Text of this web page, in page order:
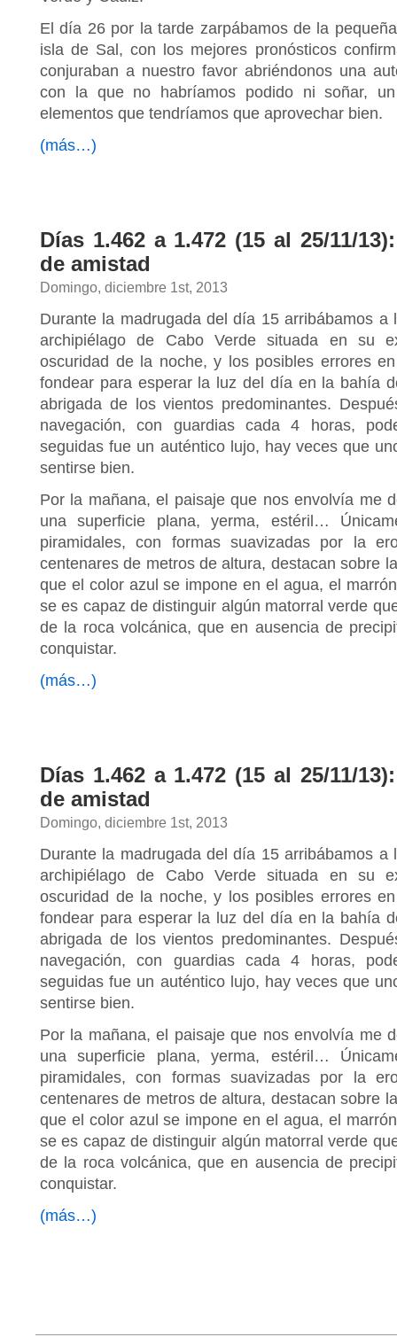
El día 26 por la tarde zarpábamos de la
isla de Sal, con los mejores pronósticos
conjuraban a nuestro favor abriéndonos una
con la que no habríamos podido ni soñar,
elementos que tendríamos que aprovechar bien.
(más…)
Días 1.462 a 1.472 (15 al 25/11/
de amistad
Domingo, diciembre 1st, 2013
Durante la madrugada del día 15 arribábamos
archipiélago de Cabo Verde situada en su
oscuridad de la noche, y los posibles errores
fondear para esperar la luz del día en la bahía
abrigada de los vientos predominantes.
navegación, con guardias cada 4 horas,
seguidas fue un auténtico lujo, hay veces que
sentirse bien.
Por la mañana, el paisaje que nos envolvía me
una superficie plana, yerma, estéril…
piramidales, con formas suavizadas por la
centenares de metros de altura, destacan sobre
que el color azul se impone en el agua, el
se es capaz de distinguir algún matorral verde
de la roca volcánica, que en ausencia de
conquistar.
(más…)
Días 1.462 a 1.472 (15 al 25/11/
de amistad
Domingo, diciembre 1st, 2013
Durante la madrugada del día 15 arribábamos
archipiélago de Cabo Verde situada en su
oscuridad de la noche, y los posibles errores
fondear para esperar la luz del día en la bahía
abrigada de los vientos predominantes.
navegación, con guardias cada 4 horas,
seguidas fue un auténtico lujo, hay veces que
sentirse bien.
Por la mañana, el paisaje que nos envolvía me
una superficie plana, yerma, estéril…
piramidales, con formas suavizadas por la
centenares de metros de altura, destacan sobre
que el color azul se impone en el agua, el
se es capaz de distinguir algún matorral verde
de la roca volcánica, que en ausencia de
conquistar.
(más…)